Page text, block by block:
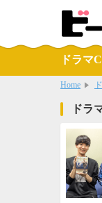
ドラマ
Home
ドラ